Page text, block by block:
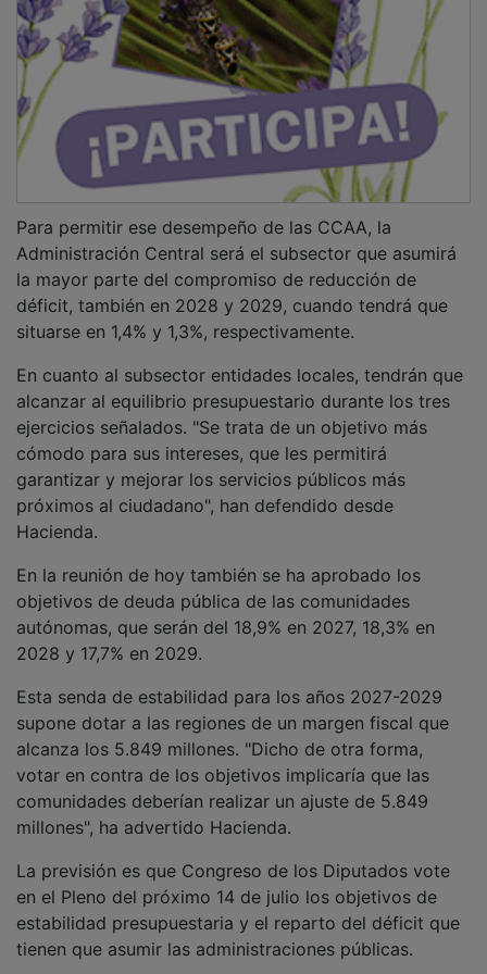
Administración Central será el subsector que asumirá
la mayor parte del compromiso de reducción de
déficit, también en 2028 y 2029, cuando tendrá que
situarse en 1,4% y 1,3%, respectivamente.
alcanzar al equilibrio presupuestario durante los tres
ejercicios señalados. "Se trata de un objetivo más
cómodo para sus intereses, que les permitirá
garantizar y mejorar los servicios públicos más
próximos al ciudadano", han defendido desde
Hacienda.
objetivos de deuda pública de las comunidades
autónomas, que serán del 18,9% en 2027, 18,3% en
2028 y 17,7% en 2029.
supone dotar a las regiones de un margen fiscal que
alcanza los 5.849 millones. "Dicho de otra forma,
votar en contra de los objetivos implicaría que las
comunidades deberían realizar un ajuste de 5.849
millones", ha advertido Hacienda.
en el Pleno del próximo 14 de julio los objetivos de
estabilidad presupuestaria y el reparto del déficit que
tienen que asumir las administraciones públicas.